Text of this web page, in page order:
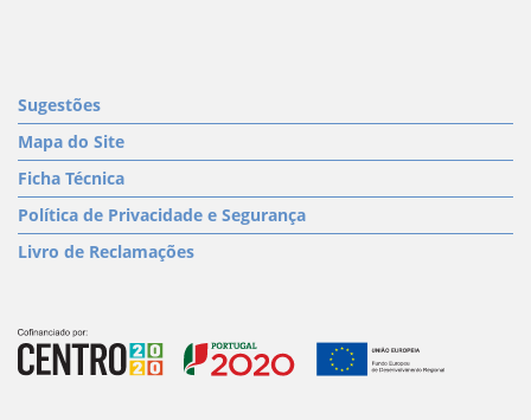
Sugestões
Mapa do Site
Ficha Técnica
Política de Privacidade e Segurança
Livro de Reclamações